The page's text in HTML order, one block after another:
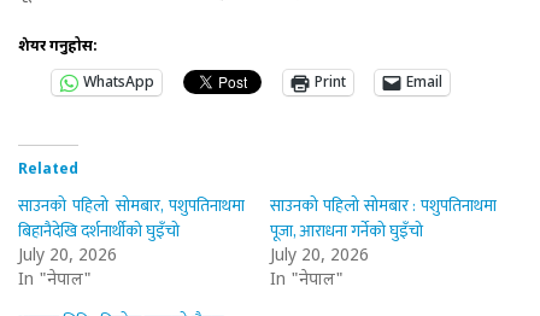
शेयर गर्नुहोस:
WhatsApp
Print Email
Related
साउनको पहिलो सोमबार, पशुपतिनाथमा
बिहानैदेखि दर्शनार्थीको घुइँचो
July 20, 2026
In "नेपाल"
साउनको पहिलो सोमबार : पशुपतिनाथमा
पूजा, आराधना गर्नेको घुइँचो
July 20, 2026
In "नेपाल"